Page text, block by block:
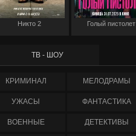
Никто 2 Голый пистолет
ТВ - ШОУ
КРИМИНАЛ МЕЛОДРАМЫ
УЖАСЫ ФАНТАСТИКА
ВОЕННЫЕ ДЕТЕКТИВЫ